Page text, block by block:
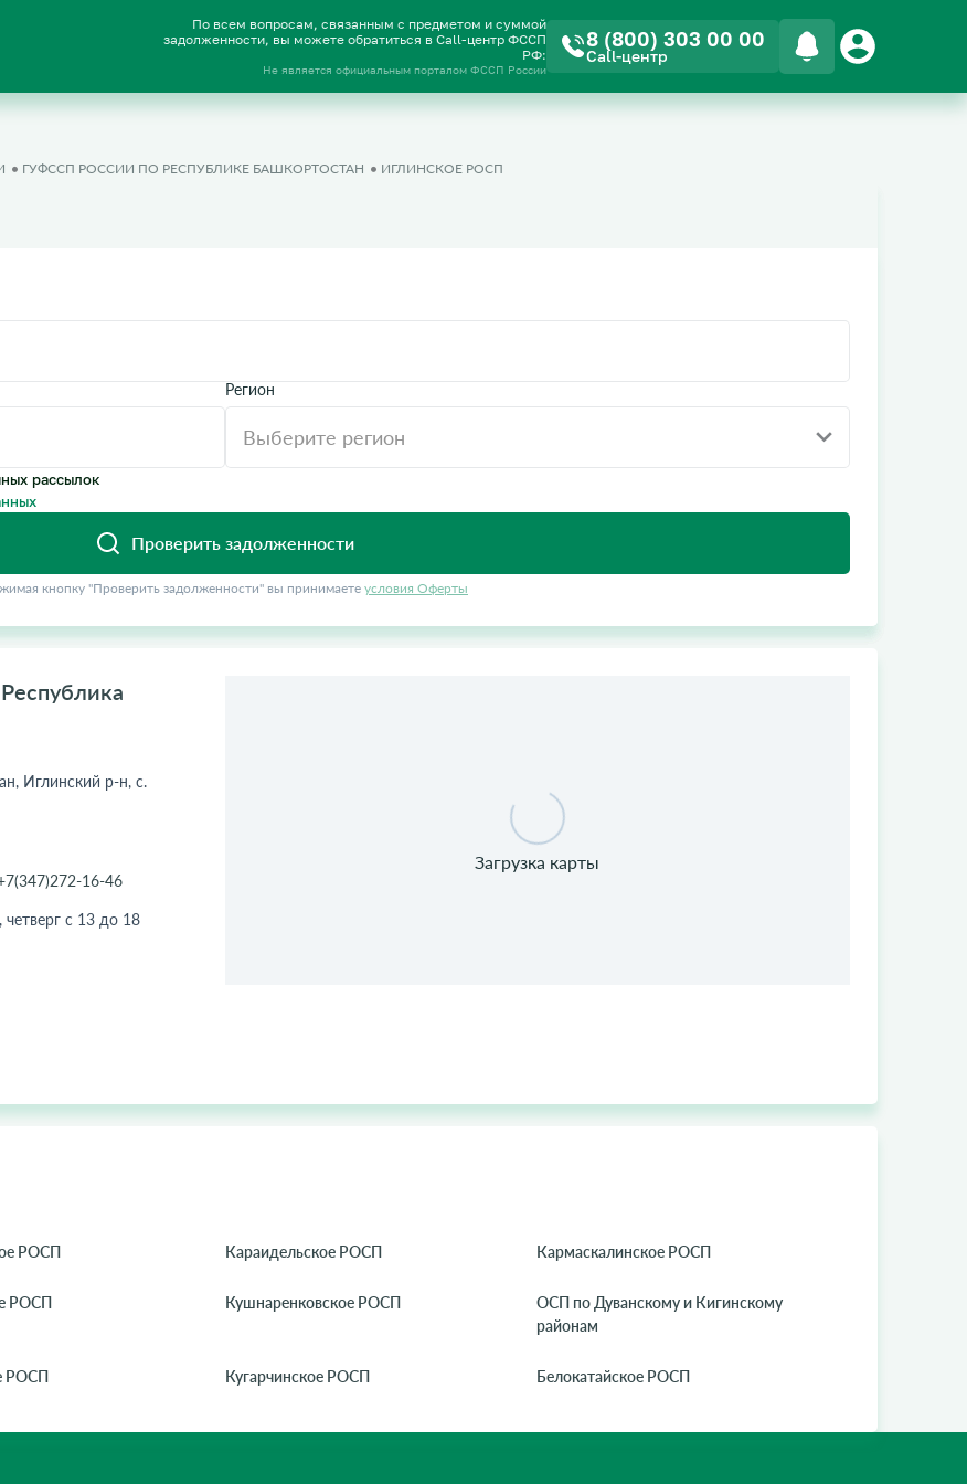
По всем вопросам, связанным с предметом и суммой
задолженности, вы можете обратиться в Call-центр ФССП
РФ:
Не является официальным порталом ФССП России
8 (800) 303 00 00
Call-центр
ГУФССП РОССИИ ПО РЕСПУБЛИКЕ БАШКОРТОСТАН ИГЛИНСКОЕ РОСП
Регион
рассылок
Проверить задолженности
кнопку "Проверить задолженности" вы принимаете условия Оферты
Иглинский р-н, с.
16-46
с 13 до 18
РОСП Караидельское РОСП Кармаскалинское РОСП
РОСП Кушнаренковское РОСП
ОСП по Дуванскому и Кигинскому
районам
РОСП Кугарчинское РОСП Белокатайское РОСП